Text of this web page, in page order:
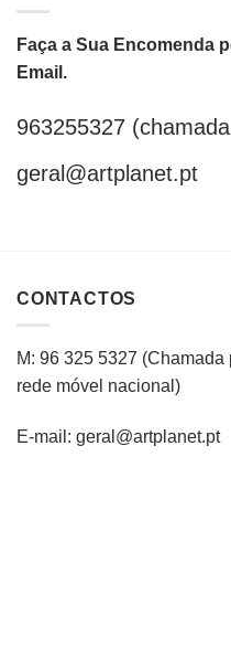
Faça a Sua Encomenda
Email.
963255327
geral@artplanet.pt
CONTACTOS
M: 96 325 5327 (Chamada
rede móvel nacional )
E-mail: geral@artplanet.pt